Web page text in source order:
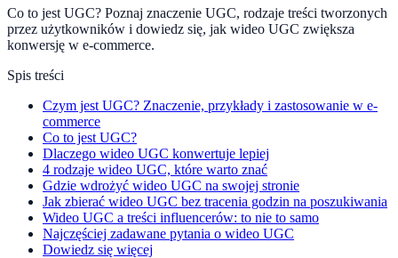
Co to jest UGC? Poznaj znaczenie UGC, rodzaje treści tworzonych
przez użytkowników i dowiedz się, jak wideo UGC zwiększa
konwersję w e-commerce.
Spis treści
Czym jest UGC? Znaczenie, przykłady i zastosowanie w e-
commerce
Co to jest UGC?
Dlaczego wideo UGC konwertuje lepiej
4 rodzaje wideo UGC, które warto znać
Gdzie wdrożyć wideo UGC na swojej stronie
Jak zbierać wideo UGC bez tracenia godzin na poszukiwania
Wideo UGC a treści influencerów: to nie to samo
Najczęściej zadawane pytania o wideo UGC
Dowiedz się więcej